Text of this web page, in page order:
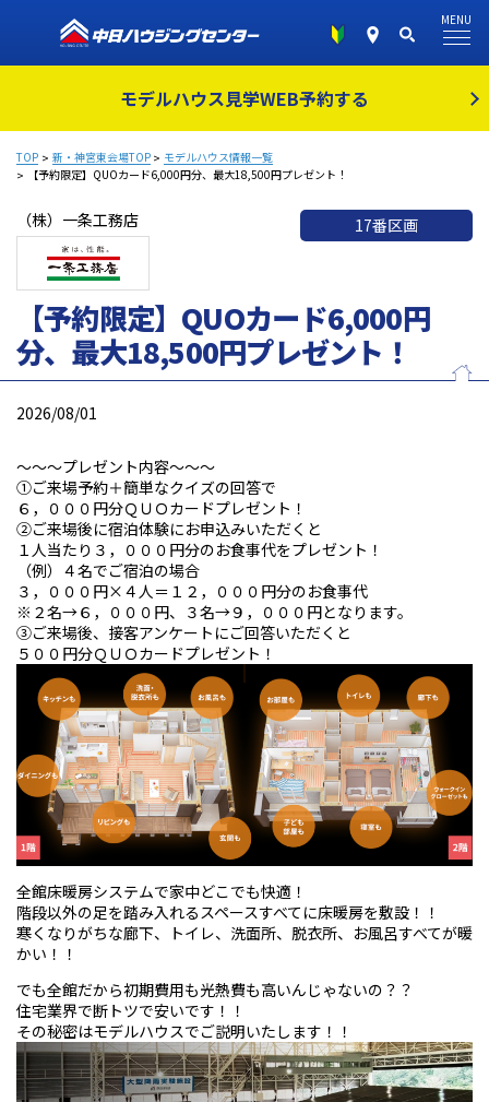
モデルハウス見学WEB予約する
MENU
TOP 新・神宮東会場TOP
モデルハウス情報一覧
【予約限定】QUOカード6,000円分、最大18,500円プレゼント！
（株）一条工務店 17番区画
【予約限定】QUOカード6,000円
分、最大18,500円プレゼント！
2026/08/01
～～～プレゼント内容～～～
①ご来場予約＋簡単なクイズの回答で
６，０００円分ＱＵＯカードプレゼント！
②ご来場後に宿泊体験にお申込みいただくと
１人当たり３，０００円分のお食事代をプレゼント！
（例）４名でご宿泊の場合
３，０００円×４人＝１２，０００円分のお食事代
※２名→６，０００円、３名→９，０００円となります。
③ご来場後、接客アンケートにご回答いただくと
５００円分ＱＵＯカードプレゼント！
全館床暖房システムで家中どこでも快適！
階段以外の足を踏み入れるスペースすべてに床暖房を敷設！！
寒くなりがちな廊下、トイレ、洗面所、脱衣所、お風呂すべてが暖
かい！！
でも全館だから初期費用も光熱費も高いんじゃないの？？
住宅業界で断トツで安いです！！
その秘密はモデルハウスでご説明いたします！！